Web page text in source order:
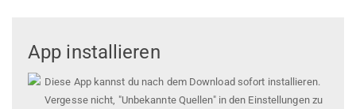
App installieren
Diese App kannst du nach dem Download sofort installieren.
Vergesse nicht, "Unbekannte Quellen" in den Einstellungen zu